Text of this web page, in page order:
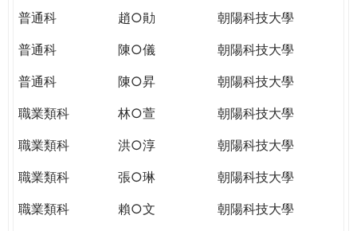
YOU
THE
GLOBAL
CITIZENSHIP
普通科
趙○勛
朝陽科技大學
普通科
陳○儀
朝陽科技大學
普通科
陳○昇
朝陽科技大學
職業類科
林○萱
朝陽科技大學
職業類科
洪○淳
朝陽科技大學
職業類科
張○琳
朝陽科技大學
職業類科
賴○文
朝陽科技大學